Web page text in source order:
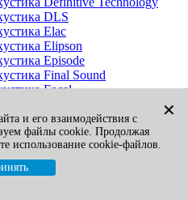
DLS
Elac
Elipson
Episode
Final Sound
Focal
Heco
Jamo
KEF
Klipsch
Legacy
✕
и его взаимодействия с
файлы cookie. Продолжая
использование cookie-файлов.